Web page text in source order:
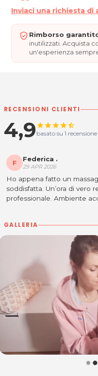
POL
Via Pasiano, 38
33037 Pasian di Prato -
Tel. 333 4562179
Inviaci una richiesta di
Rimborso
inutilizzati. Acquista
un'esperienza
RECENSIONI CLIENTI
4,9starstarstarstarstar_half
basato su 1 recensione
F Federica .
29 APR 2026
Ho appena fatto un
soddisfatta. Un’ora di vero
professionale. Ambiente
GALLERIA